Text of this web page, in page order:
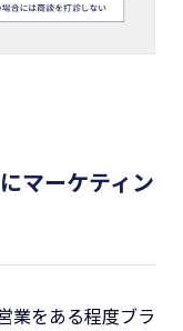
マーケティン
業をある程度ブラ